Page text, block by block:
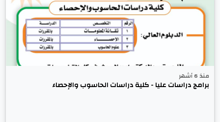
منذ 6 أشهر
برامج دراسات عليا - كلية دراسات الحاسوب والإحصاء